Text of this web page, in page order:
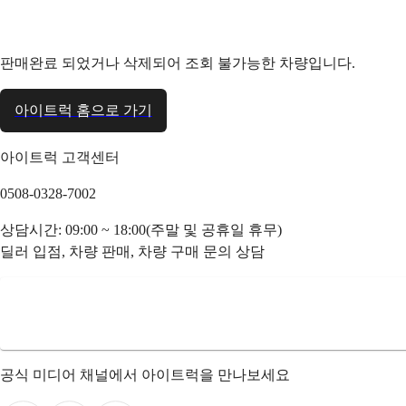
판매완료 되었거나 삭제되어 조회 불가능한 차량입니다.
아이트럭 홈으로 가기
아이트럭 고객센터
0508-0328-7002
상담시간: 09:00 ~ 18:00(주말 및 공휴일 휴무)
딜러 입점, 차량 판매, 차량 구매 문의 상담
공식 미디어 채널에서 아이트럭을 만나보세요